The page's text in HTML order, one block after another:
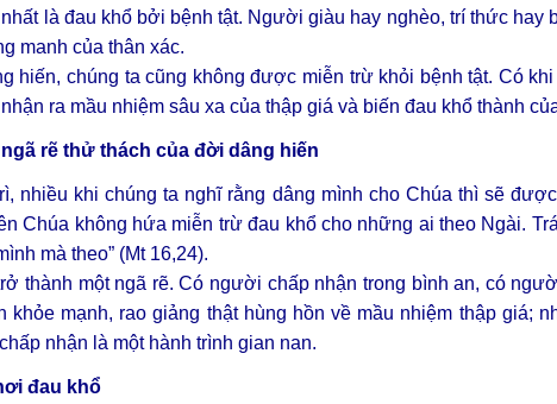
là đau khổ bởi bệnh tật. Người giàu hay nghèo, trí thức hay
manh của thân xác.
hiến, chúng ta cũng không được miễn trừ khỏi bệnh tật. Có
ra mầu nhiệm sâu xa của thập giá và biến đau khổ thành
rẽ thử thách của đời dâng hiến
nhiều khi chúng ta nghĩ rằng dâng mình cho Chúa thì sẽ
Chúa không hứa miễn trừ đau khổ cho những ai theo Ngài.
mà theo” (Mt 16,24).
thành một ngã rẽ. Có người chấp nhận trong bình an, có
khỏe mạnh, rao giảng thật hùng hồn về mầu nhiệm thập giá;
nhận là một hành trình gian nan.
đau khổ